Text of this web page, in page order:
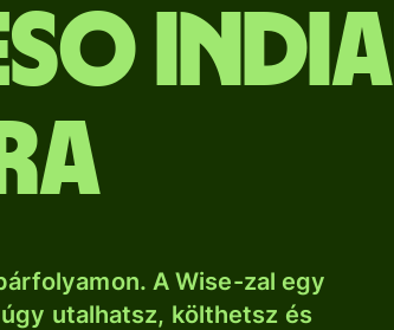
indiai
A Wise-zal egy
utalhatsz, költhetsz és